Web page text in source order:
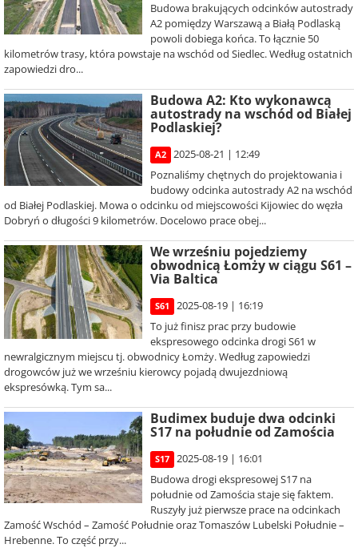
Budowa brakujących odcinków autostrady
A2 pomiędzy Warszawą a Białą Podlaską
powoli dobiega końca. To łącznie 50
kilometrów trasy, która powstaje na wschód od Siedlec. Według ostatnich
zapowiedzi dro...
Budowa A2: Kto wykonawcą
autostrady na wschód od Białej
Podlaskiej?
A2
2025-08-21 | 12:49
Poznaliśmy chętnych do projektowania i
budowy odcinka autostrady A2 na wschód
od Białej Podlaskiej. Mowa o odcinku od miejscowości Kijowiec do węzła
Dobryń o długości 9 kilometrów. Docelowo prace obej...
We wrześniu pojedziemy
obwodnicą Łomży w ciągu S61 –
Via Baltica
S61
2025-08-19 | 16:19
To już finisz prac przy budowie
ekspresowego odcinka drogi S61 w
newralgicznym miejscu tj. obwodnicy Łomży. Według zapowiedzi
drogowców już we wrześniu kierowcy pojadą dwujezdniową
ekspresówką. Tym sa...
Budimex buduje dwa odcinki
S17 na południe od Zamościa
S17
2025-08-19 | 16:01
Budowa drogi ekspresowej S17 na
południe od Zamościa staje się faktem.
Ruszyły już pierwsze prace na odcinkach
Zamość Wschód – Zamość Południe oraz Tomaszów Lubelski Południe –
Hrebenne. To część przy...